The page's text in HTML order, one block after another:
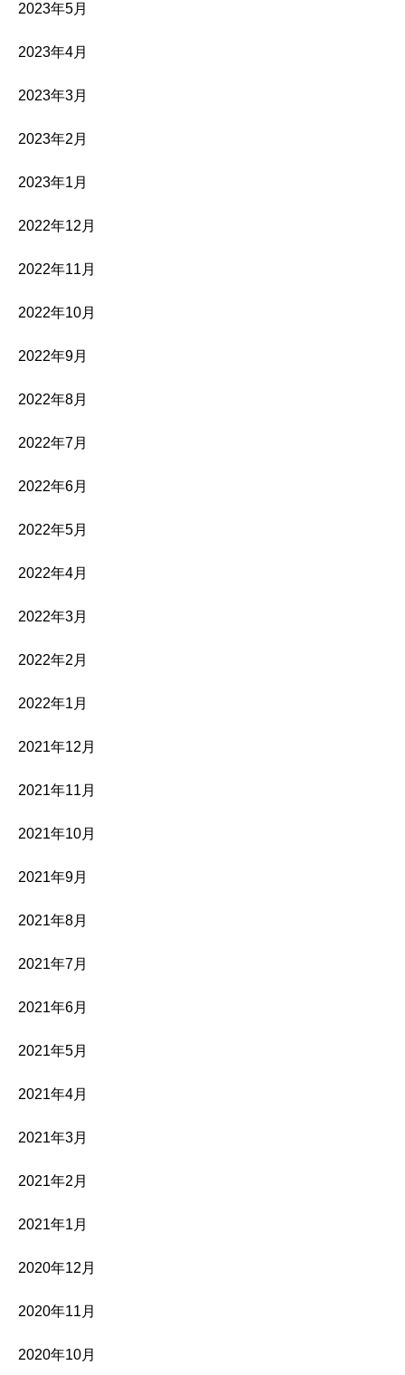
2023年5月
2023年4月
2023年3月
2023年2月
2023年1月
2022年12月
2022年11月
2022年10月
2022年9月
2022年8月
2022年7月
2022年6月
2022年5月
2022年4月
2022年3月
2022年2月
2022年1月
2021年12月
2021年11月
2021年10月
2021年9月
2021年8月
2021年7月
2021年6月
2021年5月
2021年4月
2021年3月
2021年2月
2021年1月
2020年12月
2020年11月
2020年10月